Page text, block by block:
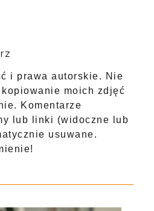
i prawa autorskie. Nie
moich zdjęć
Komentarze
lub linki (widoczne lub
usuwane.